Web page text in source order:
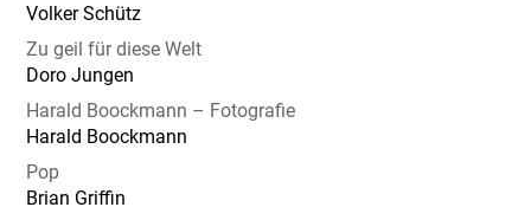
Volker Schütz
Zu geil für diese Welt
Doro Jungen
Harald Boockmann – Fotografie
Harald Boockmann
Pop
Brian Griffin